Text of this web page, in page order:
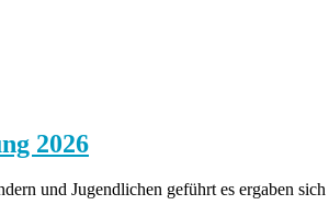
2026
und Jugendlichen geführt es ergaben